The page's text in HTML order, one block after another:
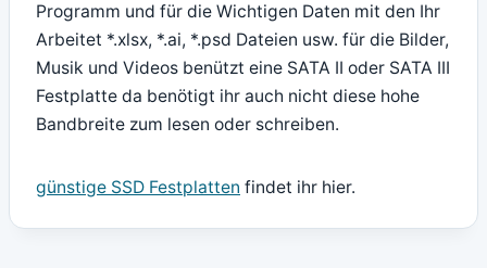
Programm und für die Wichtigen Daten mit den Ihr
Arbeitet *.xlsx, *.ai, *.psd Dateien usw. für die Bilder,
Musik und Videos benützt eine SATA II oder SATA III
Festplatte da benötigt ihr auch nicht diese hohe
Bandbreite zum lesen oder schreiben.
günstige SSD Festplatten findet ihr hier.